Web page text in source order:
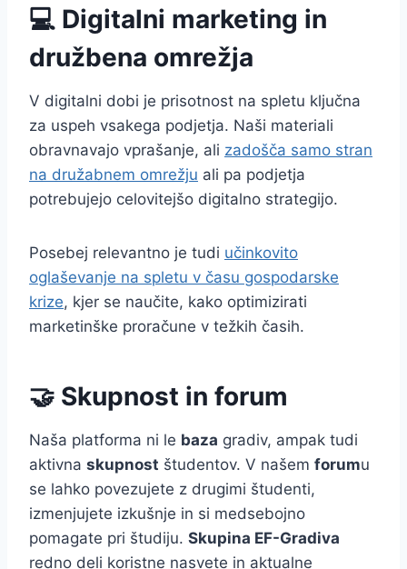
💻 Digitalni marketing in
družbena omrežja
V digitalni dobi je prisotnost na spletu ključna
za uspeh vsakega podjetja. Naši materiali
obravnavajo vprašanje, ali zadošča samo stran
na družabnem omrežju ali pa podjetja
potrebujejo celovitejšo digitalno strategijo.
Posebej relevantno je tudi učinkovito
oglaševanje na spletu v času gospodarske
krize, kjer se naučite, kako optimizirati
marketinške proračune v težkih časih.
🤝 Skupnost in forum
Naša platforma ni le baza gradiv, ampak tudi
aktivna skupnost študentov. V našem forumu
se lahko povezujete z drugimi študenti,
izmenjujete izkušnje in si medsebojno
pomagate pri študiju. Skupina EF-Gradiva
redno deli koristne nasvete in aktualne